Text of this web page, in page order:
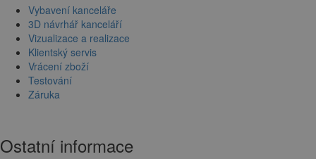
Vybavení kanceláře
3D návrhář kanceláří
Vizualizace a realizace
Klientský servis
Vrácení zboží
Testování
Záruka
Ostatní informace